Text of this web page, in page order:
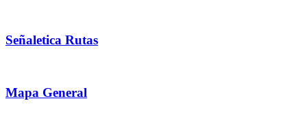
Señaletica Rutas
Mapa General